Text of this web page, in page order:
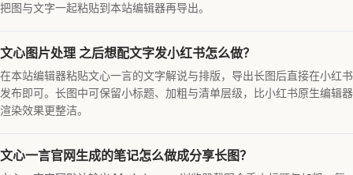
把图与文字一起粘贴到本站编辑器再导出。
文心图片处理 之后想配文字发小红书怎么做？
在本站编辑器粘贴文心一言的文字解说与排版，导出长图后直接在小红书
发布即可。长图中可保留小标题、加粗与清单层级，比小红书原生编辑器
渲染效果更整洁。
文心一言官网生成的笔记怎么做成分享长图？